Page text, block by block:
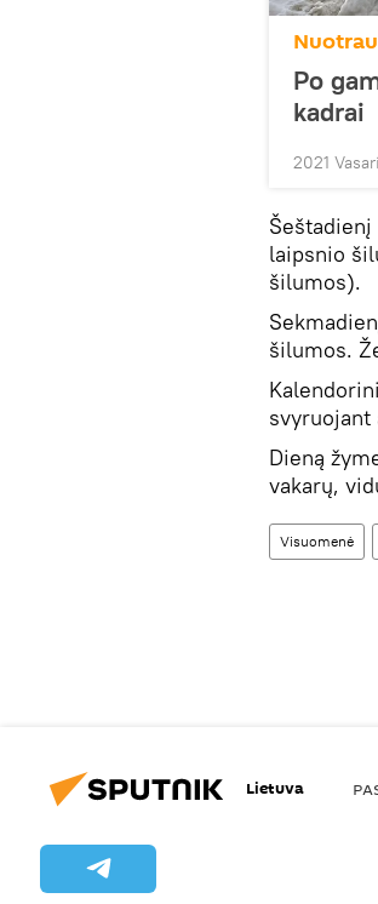
Po
kadrai
2021
laipsnio
šilumos).
šilumos.
Dieną
vakarų,
Visuomenė
Lietuva